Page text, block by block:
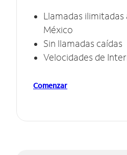
Llamadas
México
Sin llamadas caídas
Velocidades de
Comenzar